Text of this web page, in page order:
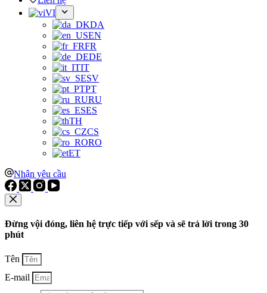
VI
DA
EN
FR
DE
IT
SV
PT
RU
ES
TH
CS
RO
ET
Nhận yêu cầu
Đừng vội đóng, liên hệ trực tiếp với sếp và sẽ trả lời trong 30
phút
Tên
E-mail